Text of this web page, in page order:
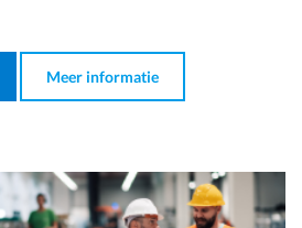
Meer informatie